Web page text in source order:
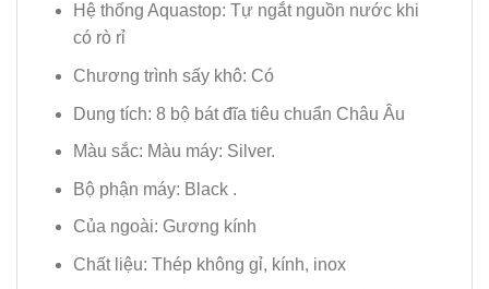
Hệ thống Aquastop: Tự ngắt nguồn nước khi
có rò rỉ
Chương trình sấy khô: Có
Dung tích: 8 bộ bát đĩa tiêu chuẩn Châu Âu
Màu sắc: Màu máy: Silver.
Bộ phận máy: Black .
Của ngoài: Gương kính
Chất liệu: Thép không gỉ, kính, inox